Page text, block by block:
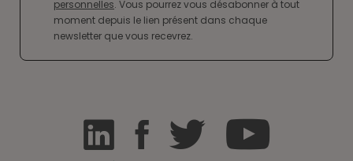
personnelles. Vous pourrez vous désabonner à tout
moment depuis le lien présent dans chaque
newsletter que vous recevrez.